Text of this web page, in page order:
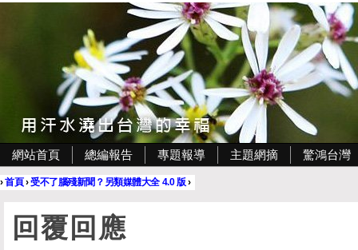
網站首頁 總編報告 專題報導 主題網摘 驚鴻台灣
›首頁›受不了腦殘新聞？另類媒體大全 4.0 版›
回覆回應